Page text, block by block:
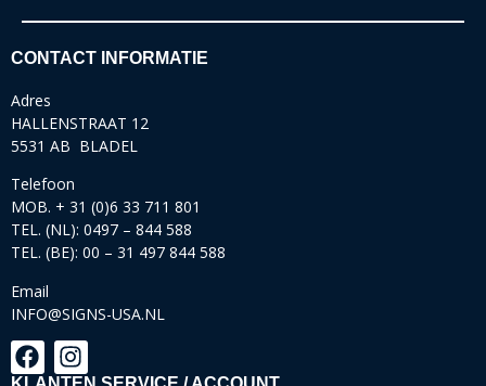
CONTACT INFORMATIE
Adres
HALLENSTRAAT 12
5531 AB BLADEL
Telefoon
MOB. + 31 (0)6 33 711 801
TEL. (NL): 0497 – 844 588
TEL. (BE): 00 – 31 497 844 588
Email
INFO@SIGNS-USA.NL